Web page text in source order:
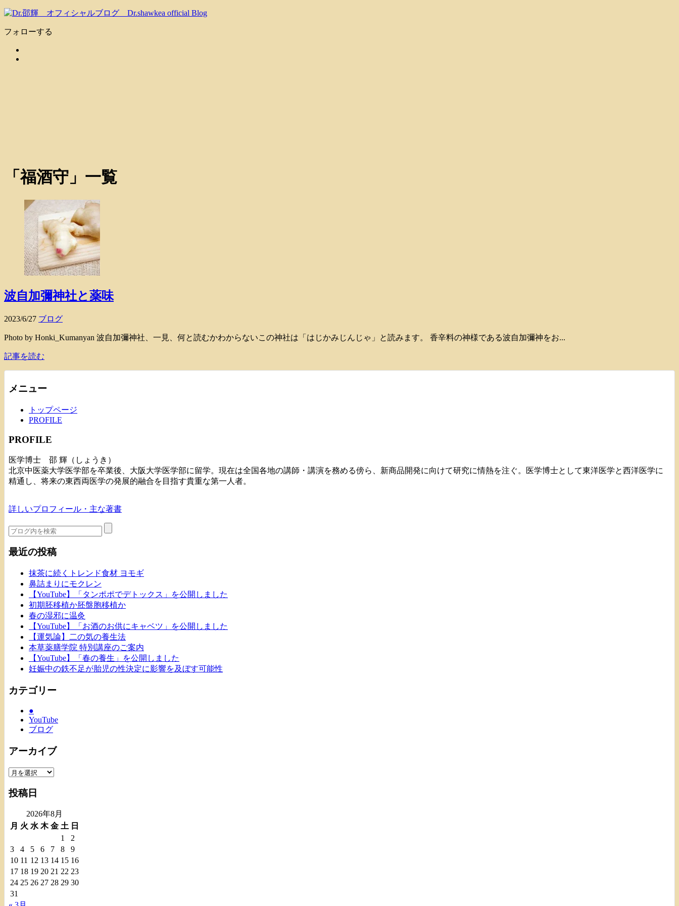
フォローする
「福酒守 」 一覧
波自加彌神社と薬味
2023/6/27 ブログ
Photo by Honki_Kumanyan 波自加彌神社、一見、何と読むかわからないこの神社は「はじかみじんじゃ」と読みます。 香辛料の神様である波自加彌神をお...
記事を読む
メニュー
トップページ
PROFILE
PROFILE
医学博士 邵 輝（しょうき）
北京中医薬大学医学部を卒業後、大阪大学医学部に留学。現在は全国各地の講師・講演を務める傍ら、新商品開発に向けて研究に情熱を注ぐ。医学博士として東洋医学と西洋医学に
精通し、将来の東西両医学の発展的融合を目指す貴重な第一人者。
詳しいプロフィール・主な著書
最近の投稿
抹茶に続くトレンド食材 ヨモギ
鼻詰まりにモクレン
【YouTube】「タンポポでデトックス」を公開しました
初期胚移植か胚盤胞移植か
春の湿邪に温灸
【YouTube】「お酒のお供にキャベツ」を公開しました
【運気論】二の気の養生法
本草薬膳学院 特別講座のご案内
【YouTube】「春の養生」を公開しました
妊娠中の鉄不足が胎児の性決定に影響を及ぼす可能性
カテゴリー
●
YouTube
ブログ
アーカイブ
ア
カ
投稿日
2026年8月
月 火 水 木 金 土 日
1
2
3
4 5 6 7 8
9
10 11 12 13 14 15 16
17 18 19 20 21 22 23
24 25 26 27 28 29 30
31